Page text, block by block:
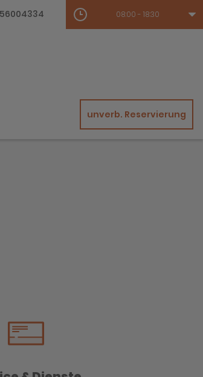
08:00 - 18:30
unverb. Reservierung